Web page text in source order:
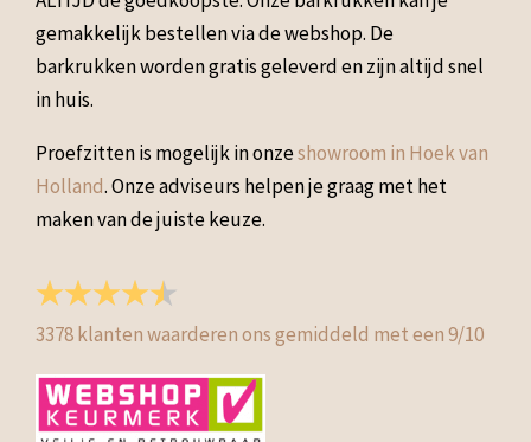
gemakkelijk bestellen via de webshop. De
barkrukken worden gratis geleverd en zijn altijd snel
in huis.
Proefzitten is mogelijk in onzeshowroom in Hoek van
Holland. Onze adviseurs helpen je graag met het
maken van de juiste keuze.
3378klanten waarderen ons gemiddeld met een9/10